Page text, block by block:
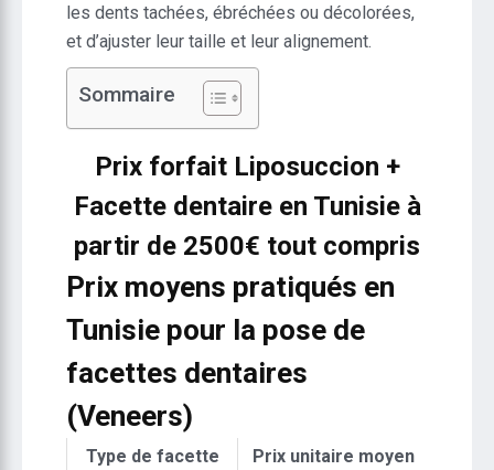
les dents tachées, ébréchées ou décolorées,
et d’ajuster leur taille et leur alignement.
Sommaire
Prix forfait Liposuccion +
Facette dentaire en Tunisie à
partir de 2500€ tout compris
Prix moyens pratiqués en
Tunisie pour la pose de
facettes dentaires
(Veneers)
Type de facette
Prix unitaire moyen